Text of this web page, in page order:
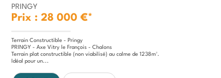
PRINGY
Prix : 28 000 €*
Terrain Constructible - Pringy
PRINGY - Axe Vitry le François - Chalons
Terrain plat constructible (non viabilisé) au calme de 1238m².
Idéal pour un...